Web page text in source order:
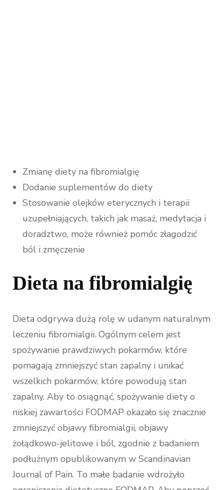
Zmianę diety na fibromialgię
Dodanie suplementów do diety
Stosowanie olejków eterycznych i terapii
uzupełniających, takich jak masaż, medytacja i
doradztwo, może również pomóc złagodzić
ból i zmęczenie
Dieta na fibromialgię
Dieta odgrywa dużą rolę w udanym naturalnym
leczeniu fibromialgii. Ogólnym celem jest
spożywanie prawdziwych pokarmów, które
pomagają zmniejszyć stan zapalny i unikać
wszelkich pokarmów, które powodują stan
zapalny. Aby to osiągnąć, spożywanie diety o
niskiej zawartości FODMAP okazało się znacznie
zmniejszyć objawy fibromialgii, objawy
żołądkowo-jelitowe i ból, zgodnie z badaniem
podłużnym opublikowanym w Scandinavian
Journal of Pain. To małe badanie wdrożyło